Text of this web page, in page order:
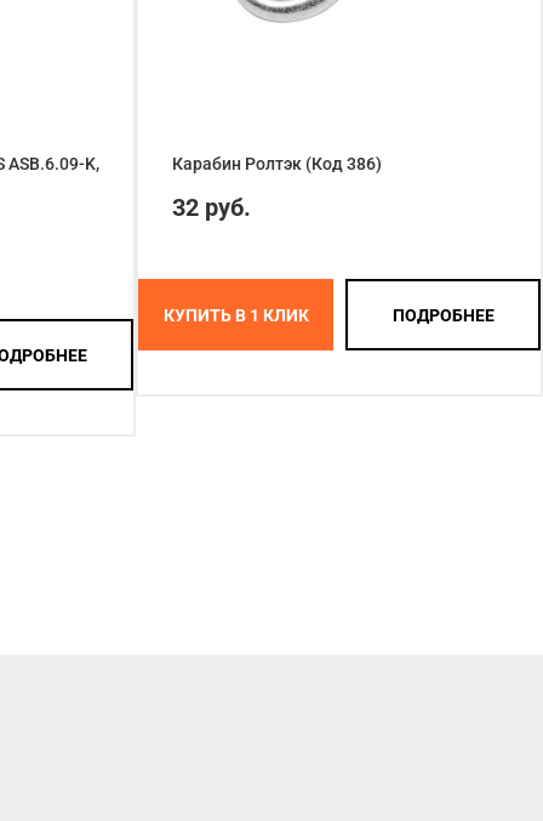
ASB.6.09-K, Карабин Ролтэк (Код 386)
32 руб.
КУПИТЬ В 1 КЛИК ПОДРОБНЕЕ